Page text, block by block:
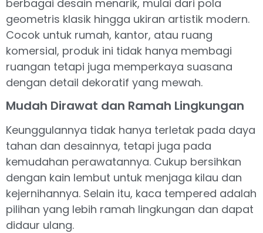
berbagai desain menarik, mulai dari pola
geometris klasik hingga ukiran artistik modern.
Cocok untuk rumah, kantor, atau ruang
komersial, produk ini tidak hanya membagi
ruangan tetapi juga memperkaya suasana
dengan detail dekoratif yang mewah.
Mudah Dirawat dan Ramah Lingkungan
Keunggulannya tidak hanya terletak pada daya
tahan dan desainnya, tetapi juga pada
kemudahan perawatannya. Cukup bersihkan
dengan kain lembut untuk menjaga kilau dan
kejernihannya. Selain itu, kaca tempered adalah
pilihan yang lebih ramah lingkungan dan dapat
didaur ulang.